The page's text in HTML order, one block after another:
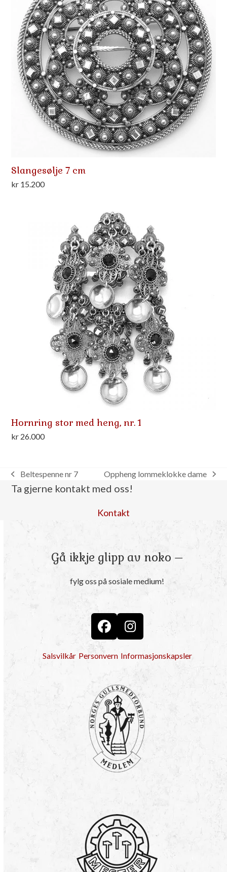
Slangesølje 7 cm
kr 15.200
Hornring stor med heng, nr. 1
kr 26.000
previous
post:
Beltespenne nr 7
next
post:
Oppheng lommeklokke dame
Ta gjerne kontakt med oss!
Kontakt
Gå ikkje glipp av noko –
fylg oss på sosiale medium!
FacebookInstagram
Salsvilkår Personvern Informasjonskapsler